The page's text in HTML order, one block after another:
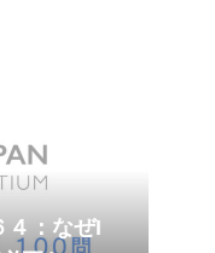
：なぜI